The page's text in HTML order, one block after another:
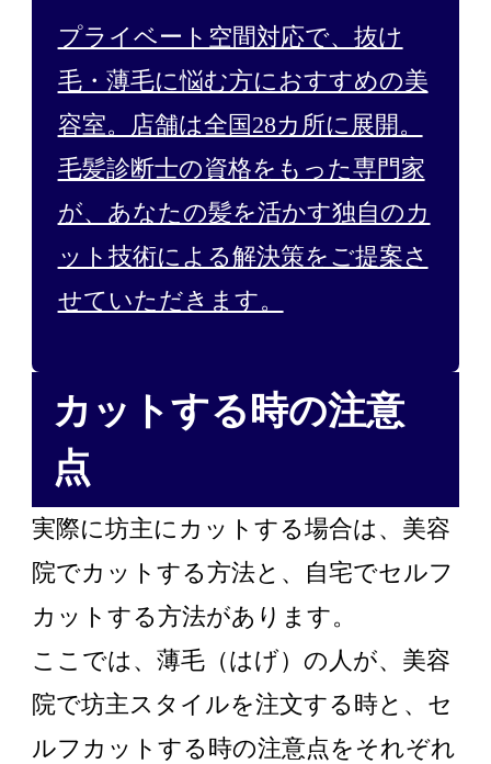
プライベート空間対応で、抜け
毛・薄毛に悩む方におすすめの美
容室。店舗は全国28カ所に展開。
毛髪診断士の資格をもった専門家
が、あなたの髪を活かす独自のカ
ット技術による解決策をご提案さ
せていただきます。
カットする時の注意
点
実際に坊主にカットする場合は、美容
院でカットする方法と、自宅でセルフ
カットする方法があります。
ここでは、薄毛（はげ）の人が、美容
院で坊主スタイルを注文する時と、セ
ルフカットする時の注意点をそれぞれ